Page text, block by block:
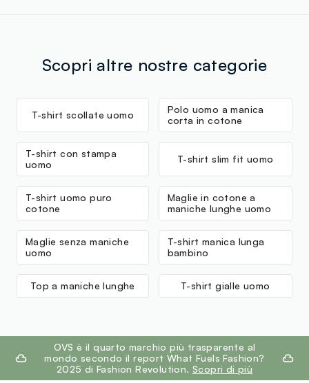
Scopri altre nostre categorie
T-shirt scollate uomo
Polo uomo a manica
corta in cotone
T-shirt con stampa
uomo
T-shirt slim fit uomo
T-shirt uomo puro
cotone
Maglie in cotone a
maniche lunghe uomo
Maglie senza maniche
uomo
T-shirt manica lunga
bambino
Top a maniche lunghe T-shirt gialle uomo
footer.ariatitleOVS è il quarto marchio più trasparente al
mondo secondo il report What Fuels Fashion?
2025 di Fashion Revolution. Scopri di più